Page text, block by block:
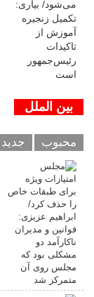
بین الملل
محبوب جدید